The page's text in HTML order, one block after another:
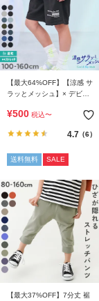
す
特
集
か
ら
す
子
も
服
コ
ム
【最大64%OFF】【涼感 サ
ラッとメッシュ】× デビラ
¥500 税込〜
4.7 （6）
送料無料 SALE
【最大37%OFF】7分丈 裾